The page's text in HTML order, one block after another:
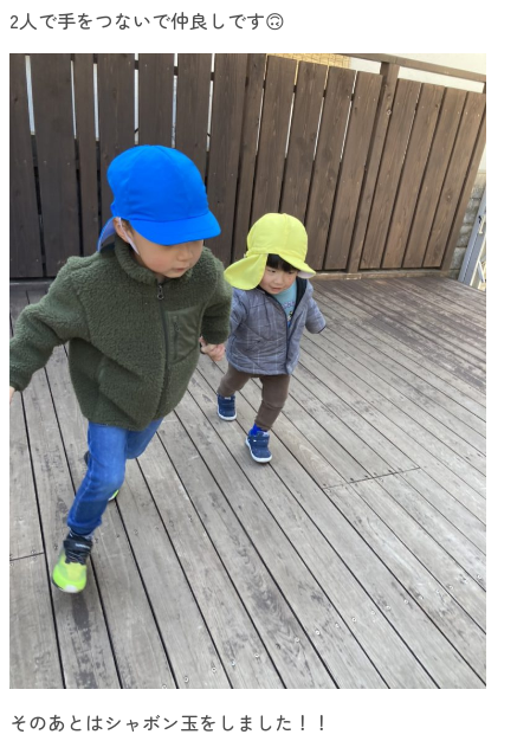
2人で手をつないで仲良しです🙃
そのあとはシャボン玉をしました！！